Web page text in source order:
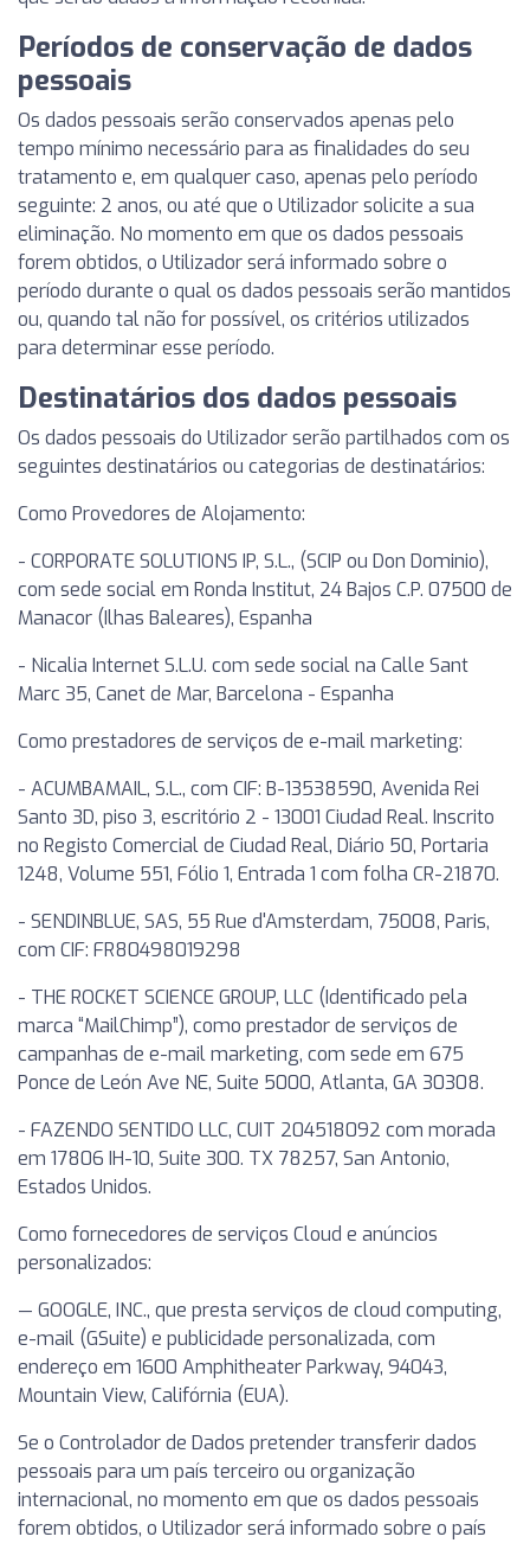
Períodos de conservação de dados
pessoais
Os dados pessoais serão conservados apenas pelo
tempo mínimo necessário para as finalidades do seu
tratamento e, em qualquer caso, apenas pelo período
seguinte: 2 anos, ou até que o Utilizador solicite a sua
eliminação. No momento em que os dados pessoais
forem obtidos, o Utilizador será informado sobre o
período durante o qual os dados pessoais serão mantidos
ou, quando tal não for possível, os critérios utilizados
para determinar esse período.
Destinatários dos dados pessoais
Os dados pessoais do Utilizador serão partilhados com os
seguintes destinatários ou categorias de destinatários:
Como Provedores de Alojamento:
- CORPORATE SOLUTIONS IP, S.L., (SCIP ou Don Dominio),
com sede social em Ronda Institut, 24 Bajos C.P. 07500 de
Manacor (Ilhas Baleares), Espanha
- Nicalia Internet S.L.U. com sede social na Calle Sant
Marc 35, Canet de Mar, Barcelona - Espanha
Como prestadores de serviços de e-mail marketing:
- ACUMBAMAIL, S.L., com CIF: B-13538590, Avenida Rei
Santo 3D, piso 3, escritório 2 - 13001 Ciudad Real. Inscrito
no Registo Comercial de Ciudad Real, Diário 50, Portaria
1248, Volume 551, Fólio 1, Entrada 1 com folha CR-21870.
- SENDINBLUE, SAS, 55 Rue d'Amsterdam, 75008, Paris,
com CIF: FR80498019298
- THE ROCKET SCIENCE GROUP, LLC (Identificado pela
marca “MailChimp”), como prestador de serviços de
campanhas de e-mail marketing, com sede em 675
Ponce de León Ave NE, Suite 5000, Atlanta, GA 30308.
- FAZENDO SENTIDO LLC, CUIT 204518092 com morada
em 17806 IH-10, Suite 300. TX 78257, San Antonio,
Estados Unidos.
Como fornecedores de serviços Cloud e anúncios
personalizados:
— GOOGLE, INC., que presta serviços de cloud computing,
e-mail (GSuite) e publicidade personalizada, com
endereço em 1600 Amphitheater Parkway, 94043,
Mountain View, Califórnia (EUA).
Se o Controlador de Dados pretender transferir dados
pessoais para um país terceiro ou organização
internacional, no momento em que os dados pessoais
forem obtidos, o Utilizador será informado sobre o país